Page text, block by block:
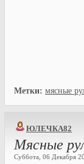
Метки: мясные
ЮЛЕЧКА82
Мясные
Суббота, 06 Декабря